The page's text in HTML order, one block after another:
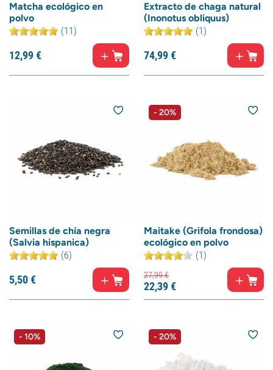
Matcha ecológico en
polvo
(11)
12,99€
Extracto de chaga natural
(Inonotus obliquus)
(1)
74,99€
Semillas de chía negra
(Salvia hispanica)
(6)
5,50€
- 20%
Maitake (Grifola frondosa)
ecológico en polvo
(1)
27,99€
22,39€
- 10% - 20%